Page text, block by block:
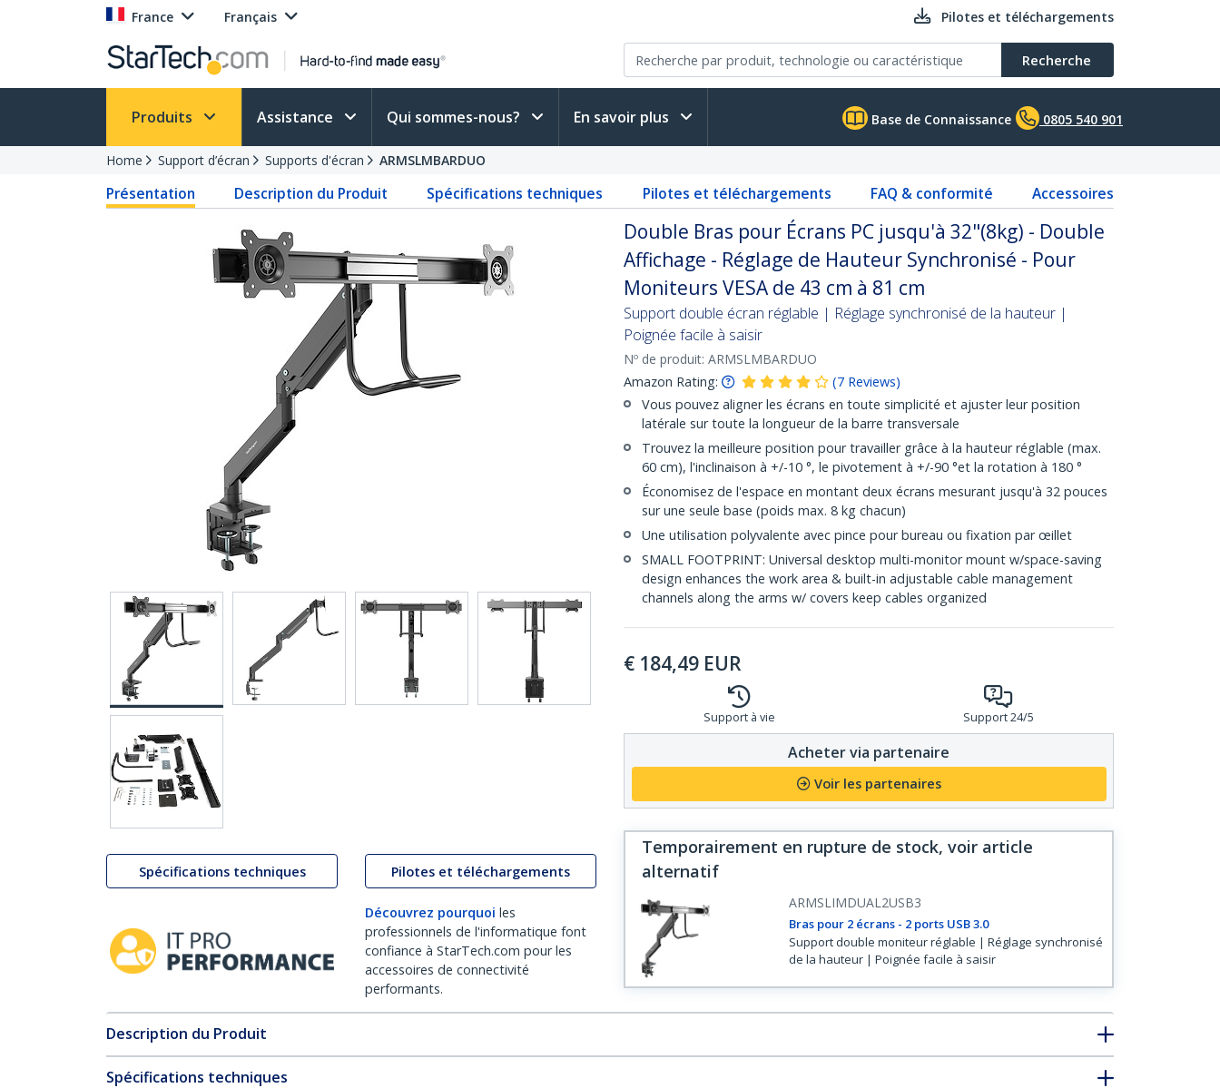
France Français Pilotes et téléchargements
Recherche
Produits Assistance Qui sommes-nous? En savoir plus Base de Connaissance 0805 540 901
Home Support d’écran Supports d'écran ARMSLMBARDUO
Présentation Description du Produit Spécifications techniques Pilotes et téléchargements FAQ & conformité Accessoires
Spécifications techniques Pilotes et téléchargements
Découvrez pourquoi les
professionnels de l'informatique font
confiance à StarTech.com pour les
accessoires de connectivité
performants.
Double Bras pour Écrans PC jusqu'à 32"(8kg) - Double
Affichage - Réglage de Hauteur Synchronisé - Pour
Moniteurs VESA de 43 cm à 81 cm
Support double écran réglable | Réglage synchronisé de la hauteur |
Poignée facile à saisir
Nº de produit: ARMSLMBARDUO
Amazon Rating:
(7 Reviews)
Vous pouvez aligner les écrans en toute simplicité et ajuster leur position
latérale sur toute la longueur de la barre transversale
Trouvez la meilleure position pour travailler grâce à la hauteur réglable (max.
60 cm), l'inclinaison à +/-10 °, le pivotement à +/-90 °et la rotation à 180 °
Économisez de l'espace en montant deux écrans mesurant jusqu'à 32 pouces
sur une seule base (poids max. 8 kg chacun)
Une utilisation polyvalente avec pince pour bureau ou fixation par œillet
SMALL FOOTPRINT: Universal desktop multi-monitor mount w/space-saving
design enhances the work area & built-in adjustable cable management
channels along the arms w/ covers keep cables organized
€ 184,49 EUR
Support à vie Support 24/5
Acheter via partenaire
Voir les partenaires
Temporairement en rupture de stock, voir article
alternatif
ARMSLIMDUAL2USB3
Bras pour 2 écrans - 2 ports USB 3.0
Support double moniteur réglable | Réglage synchronisé
de la hauteur | Poignée facile à saisir
Description du Produit
Spécifications techniques